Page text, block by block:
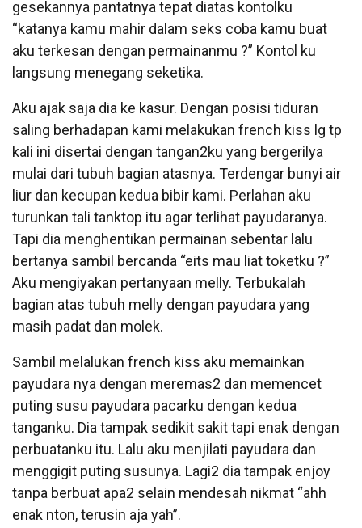
gesekannya pantatnya tepat diatas kontolku
“katanya kamu mahir dalam seks coba kamu buat
aku terkesan dengan permainanmu ?” Kontol ku
langsung menegang seketika.
Aku ajak saja dia ke kasur. Dengan posisi tiduran
saling berhadapan kami melakukan french kiss lg tp
kali ini disertai dengan tangan2ku yang bergerilya
mulai dari tubuh bagian atasnya. Terdengar bunyi air
liur dan kecupan kedua bibir kami. Perlahan aku
turunkan tali tanktop itu agar terlihat payudaranya.
Tapi dia menghentikan permainan sebentar lalu
bertanya sambil bercanda “eits mau liat toketku ?”
Aku mengiyakan pertanyaan melly. Terbukalah
bagian atas tubuh melly dengan payudara yang
masih padat dan molek.
Sambil melalukan french kiss aku memainkan
payudara nya dengan meremas2 dan memencet
puting susu payudara pacarku dengan kedua
tanganku. Dia tampak sedikit sakit tapi enak dengan
perbuatanku itu. Lalu aku menjilati payudara dan
menggigit puting susunya. Lagi2 dia tampak enjoy
tanpa berbuat apa2 selain mendesah nikmat “ahh
enak nton, terusin aja yah”.